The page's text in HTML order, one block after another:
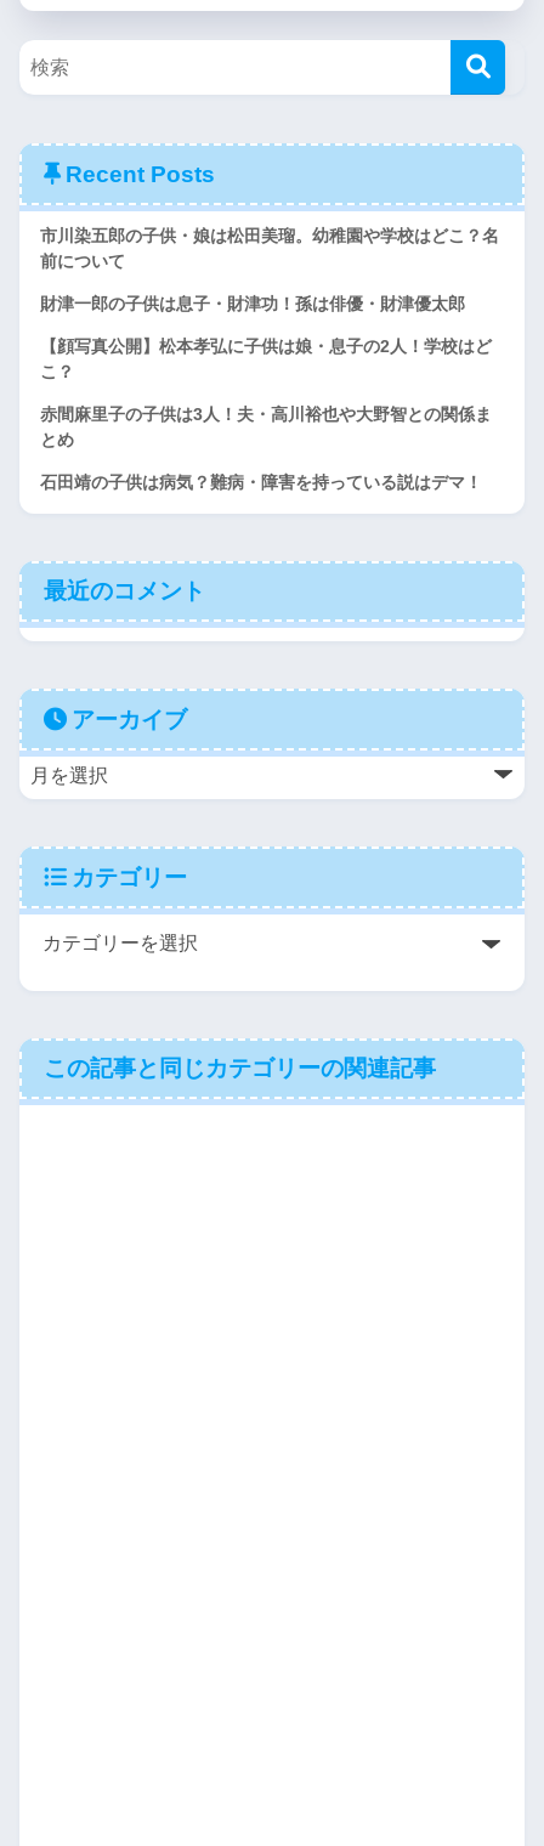
Recent Posts
市川染五郎の子供・娘は松田美瑠。幼稚園や学校はどこ？名
前について
財津一郎の子供は息子・財津功！孫は俳優・財津優太郎
【顔写真公開】松本孝弘に子供は娘・息子の2人！学校はど
こ？
赤間麻里子の子供は3人！夫・高川裕也や大野智との関係ま
とめ
石田靖の子供は病気？難病・障害を持っている説はデマ！
最近のコメント
アーカイブ
カテゴリー
この記事と同じカテゴリーの関連記事